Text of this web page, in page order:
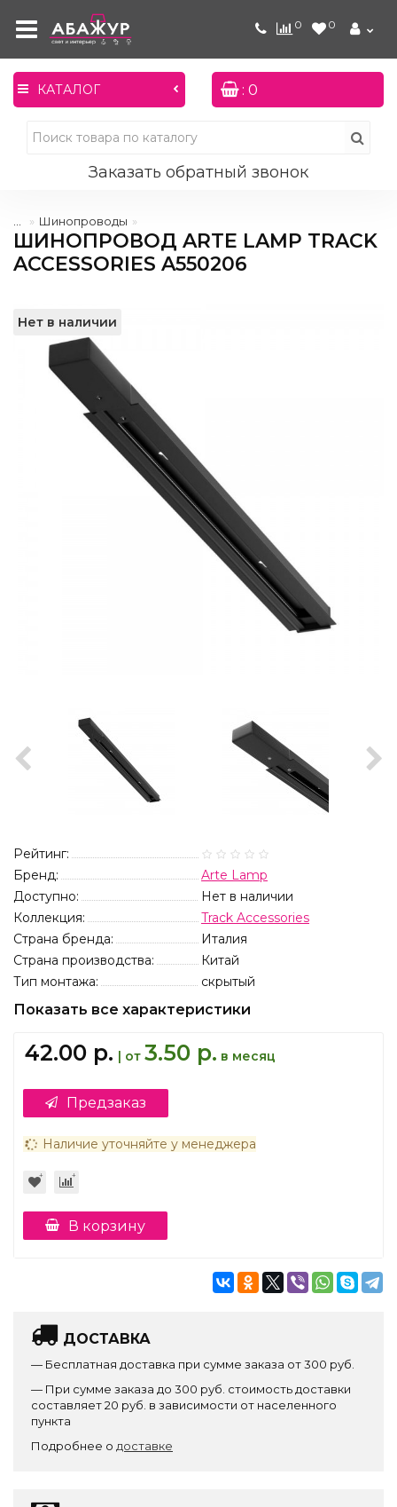
0 0
КАТАЛОГ : 0
Заказать обратный звонок
Шинопроводы
ШИНОПРОВОД ARTE LAMP TRACK
ACCESSORIES A550206
Нет в наличии
Рейтинг:
Бренд:
Arte Lamp
Доступно:
Нет в наличии
Коллекция:
Track Accessories
Страна бренда:
Италия
Страна производства:
Китай
Тип монтажа:
скрытый
Показать все характеристики
42.00 р. | от 3.50 р. в месяц
Предзаказ
Наличие уточняйте у менеджера
В корзину
ДОСТАВКА
— Бесплатная доставка при сумме заказа от 300 руб.
— При сумме заказа до 300 руб. стоимость доставки
составляет 20 руб. в зависимости от населенного
пункта
Подробнее о доставке